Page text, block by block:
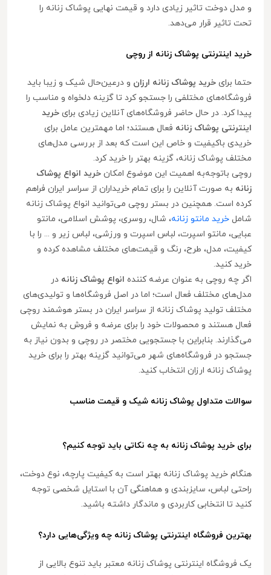
و مدل دوخت تاثیر زیادی دارد و قیمت نهایی پوشاک زنانه را
تحت تاثیر قرار می‌دهد.
خرید اینترنتی پوشاک زنانه از روچی
حتما برای خرید پوشاک زنانه ارزان و درعین‌حال شیک و زیبا باید
فروشگاه‌های مختلفی را جستجو کرد تا گزینه دلخواه و مناسب را
پیدا کرد. در حال حاضر فروشگاه‌های آنلاین زیادی برای خرید
اینترنتی پوشاک زنانه فعال هستند؛ اما مهمترین عامل برای
خریدی باکیفیت و خاص این است که بعد از بررسی مدل‌های
مختلف پوشاک زنانه، گزینه بهتر را خرید کرد.
روچی با‌توجه‌به اهمیت این موضوع امکان خرید انواع پوشاک
زنانه به صورت آنلاین را برای تمام خریداران از سراسر ایران فراهم
کرده است. همچنین در بستر روچی می‌توانید انواع پوشاک زنانه
شامل خرید مانتو زنانه، شال، روسری، پوشش اسلامی، مانتو
عبایی، مانتو اسپرت، لباس اسپرت و ورزشی، لباس زیر و ... را با
کیفیت، مدل، طرح، رنگ و قیمت‌های مختلف مشاهده کرده و
خرید کنید.
اگر چه روچی به عنوان عرضه کننده انواع پوشاک زنانه در
مدل‌های مختلف فعال است؛ اما در اصل فروشگاه‌ها و تولیدی‌های
مختلف تولید پوشاک زنانه از سراسر ایران در بستر هوشمند روچی
فعال هستند و محصولات خود را برای عرضه و فروش به نمایش
می‌گذارند. بنابراین با جستجویی مختصر در روچی و بدون نیاز به
جستجو در فروشگاه‌های شهر می‌توانید گزینه بهتر را برای خرید
پوشاک زنانه ارزان انتخاب کنید.
سوالات متداول پوشاک زنانه شیک و قیمت مناسب
برای خرید پوشاک زنانه به چه نکاتی باید توجه کنیم؟
هنگام خرید پوشاک زنانه بهتر است به کیفیت پارچه، نوع دوخت،
راحتی لباس، سایزبندی و هماهنگی آن با استایل شخصی توجه
کنید تا انتخابی کاربردی و ماندگار داشته باشید.
بهترین فروشگاه اینترنتی پوشاک زنانه چه ویژگی‌هایی دارد؟
یک فروشگاه اینترنتی پوشاک زنانه معتبر باید تنوع بالایی از